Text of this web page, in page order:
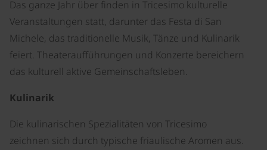
Das ganze Jahr über finden in Tricesimo kulturelle
Veranstaltungen statt, darunter das Festa di San
Michele, das traditionelle Musik, Tänze und Kulinarik
feiert. Theateraufführungen und Konzerte bereichern
das kulturell aktive Gemeinschaftsleben.
Kulinarik
Die kulinarischen Spezialitäten von Tricesimo
zeichnen sich durch typische friaulische Aromen aus.